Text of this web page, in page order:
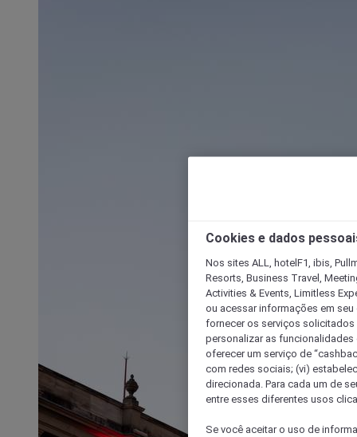
Cookies e dados
Nos sites ALL, hotelF1, ibis,
Resorts, Business Travel,
Activities & Events, Limitless
ou acessar informações em
fornecer os serviços solicitados
personalizar as
oferecer um serviço de
com redes sociais; (vi)
direcionada. Para cada um de
entre esses diferentes usos
Se você aceitar o uso de